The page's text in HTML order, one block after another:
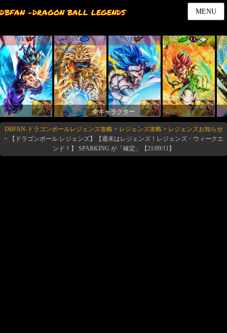
DBFAN -DRAGON BALL LEGENDS MENU
UL UL UL LR
全キャラクター
DBFAN-ドラゴンボールレジェンズ攻略> レジェンズ攻略> レジェンズお知らせ
>
【ドラゴンボール レジェンズ】【週末はレジェンズ！レジェンズ・ウィークエ
ンド！】 SPARKING が「確定」【21/09/11】